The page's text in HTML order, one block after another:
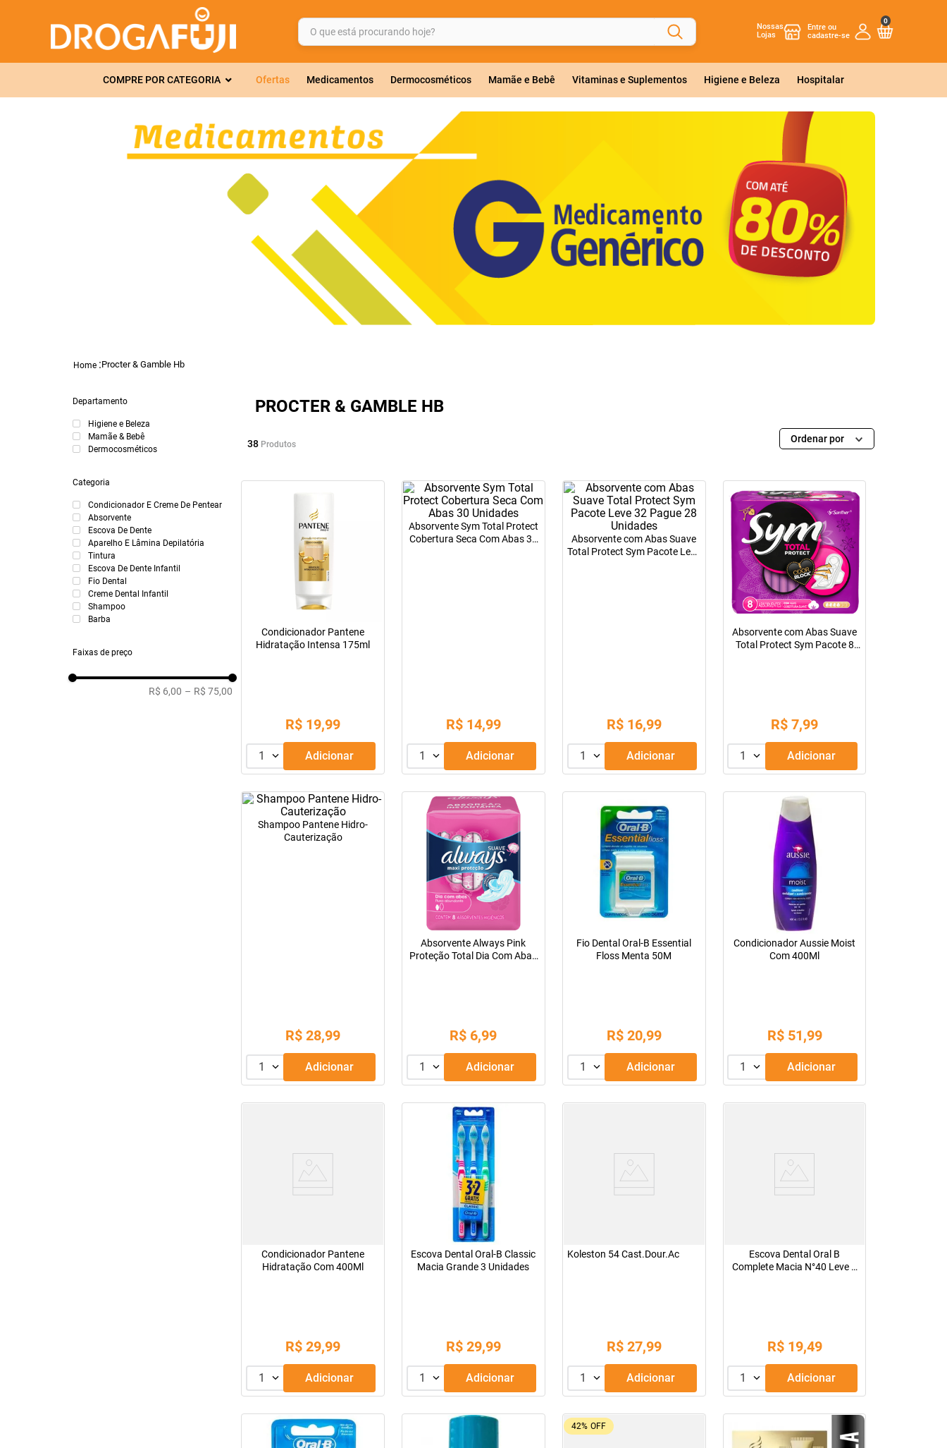
O que está procurando hoje?
Nossas
Lojas
0
COMPRE POR CATEGORIA Ofertas Medicamentos Dermocosméticos Mamãe e Bebê Vitaminas e Suplementos Higiene e Beleza Hospitalar
Procter & Gamble Hb
Departamento
Higiene e Beleza
Mamãe & Bebê
Dermocosméticos
Categoria
Condicionador E Creme De Pentear
Absorvente
Escova De Dente
Aparelho E Lâmina Depilatória
Tintura
Escova De Dente Infantil
Fio Dental
Creme Dental Infantil
Shampoo
Barba
Faixas de preço
R$ 6,00 – R$ 75,00
PROCTER & GAMBLE HB
38 Produtos Ordenar por
Condicionador Pantene
Hidratação Intensa 175ml
R$ 19,99
1 Adicionar
Absorvente Sym Total Protect
Cobertura Seca Com Abas 30
R$ 14,99
1 Adicionar
Absorvente com Abas Suave
Total Protect Sym Pacote Leve
R$ 16,99
1 Adicionar
Absorvente com Abas Suave
Total Protect Sym Pacote 8
R$ 7,99
1 Adicionar
Shampoo Pantene Hidro-
Cauterização
R$ 28,99
1 Adicionar
Absorvente Always Pink
Proteção Total Dia Com Abas
R$ 6,99
1 Adicionar
Fio Dental Oral-B Essential
Floss Menta 50M
R$ 20,99
1 Adicionar
Condicionador Aussie Moist
Com 400Ml
R$ 51,99
1 Adicionar
Condicionador Pantene
Hidratação Com 400Ml
R$ 29,99
1 Adicionar
Escova Dental Oral-B Classic
Macia Grande 3 Unidades
R$ 29,99
1 Adicionar
Koleston 54 Cast.Dour.Ac
R$ 27,99
1 Adicionar
Escova Dental Oral B
Complete Macia N°40 Leve 2
R$ 19,49
1 Adicionar
42% OFF
TERMOS MAIS BUSCADOS
3º
mounjaro
4º
rosuvastatina 20mg
protetor solar
6º
dipirona
tadalafila
fraldas geriátricas